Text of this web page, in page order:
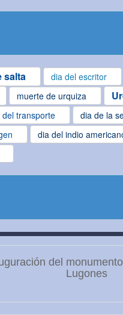
salta dia del escritor
muerte de urquiza
del transporte dia de la
dia del indio
del
Lugones